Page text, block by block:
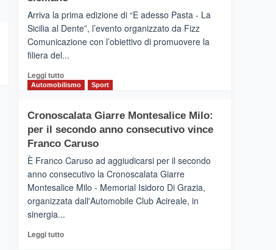
Il
Borgo
del
tour
tra
vicoli
medievali
Arriva la prima edizione di “E adesso Pasta - La
Sicilia al Dente”, l’evento organizzato da Fizz
Comunicazione con l’obiettivo di promuovere la
filiera del...
Leggi tuttoLeggi
di
Mondello
(Palermo)
–
adesso
Pasta
–
La
Dente”,
Automobilismo Sport
Cronoscalata Giarre Montesalice Milo:
per il secondo anno consecutivo vince
Franco Caruso
È Franco Caruso ad aggiudicarsi per il secondo
anno consecutivo la Cronoscalata Giarre
Montesalice Milo - Memorial Isidoro Di Grazia,
organizzata dall'Automobile Club Acireale, in
sinergia...
Leggi tuttoLeggi